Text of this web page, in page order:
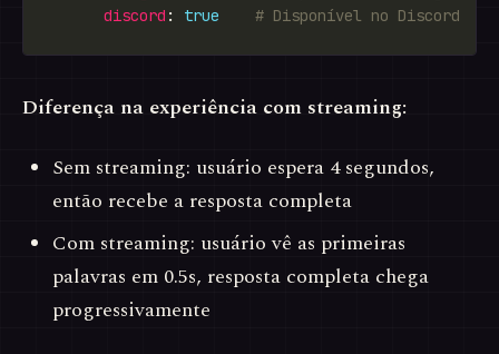
discord : true # Disponível no Discord
Diferença na experiência com streaming:
Sem streaming: usuário espera 4 segundos,
então recebe a resposta completa
Com streaming: usuário vê as primeiras
palavras em 0.5s, resposta completa chega
progressivamente